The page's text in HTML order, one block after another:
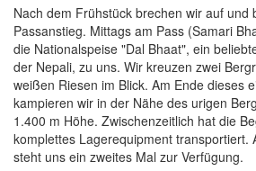
Nach dem Frühstück brechen wir auf und
Passanstieg. Mittags am Pass (Samari
die Nationalspeise "Dal Bhaat", ein
der Nepali, zu uns. Wir kreuzen zwei
weißen Riesen im Blick. Am Ende dieses
kampieren wir in der Nähe des urigen
1.400 m Höhe. Zwischenzeitlich hat die
komplettes Lagerequipment transportiert.
steht uns ein zweites Mal zur Verfügung.